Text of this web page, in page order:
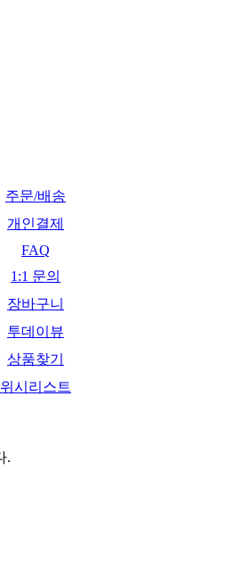
주문/배송
개인결제
FAQ
1:1 문의
장바구니
투데이뷰
상품찾기
위시리스트
.